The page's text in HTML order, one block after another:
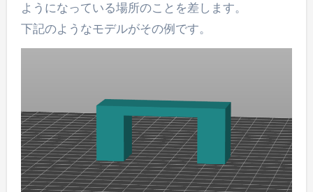
ようになっている場所のことを差します。
下記のようなモデルがその例です。